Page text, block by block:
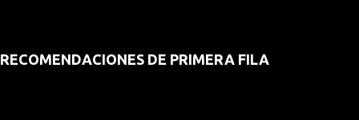
RECOMENDACIONES DE PRIMERA FILA